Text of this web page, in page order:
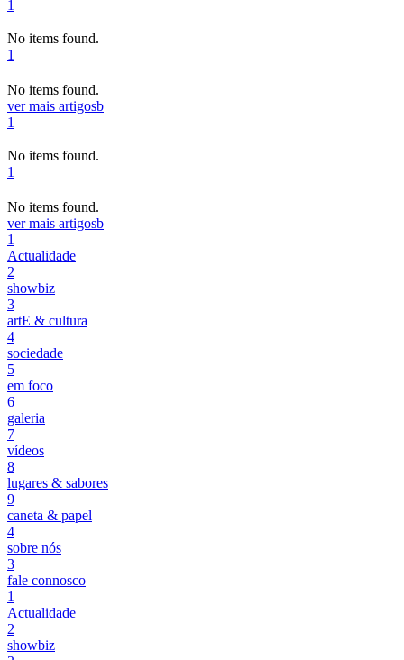
1
No items found.
1
No items found.
ver mais artigosb
1
No items found.
1
No items found.
ver mais artigosb
1
Actualidade
2
showbiz
3
artE & cultura
4
sociedade
5
em foco
6
galeria
7
vídeos
8
lugares & sabores
9
caneta & papel
4
sobre nós
3
fale connosco
1
Actualidade
2
showbiz